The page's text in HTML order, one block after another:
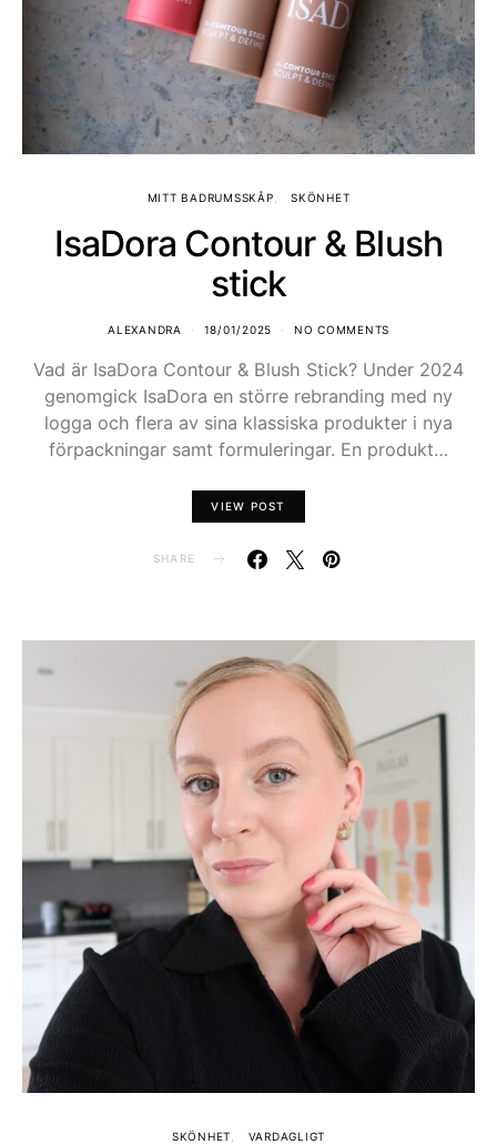
MITT BADRUMSSKÅP SKÖNHET
IsaDora Contour & Blush
stick
ALEXANDRA 18/01/2025 NO COMMENTS
Vad är IsaDora Contour & Blush Stick? Under 2024
genomgick IsaDora en större rebranding med ny
logga och flera av sina klassiska produkter i nya
förpackningar samt formuleringar. En produkt…
VIEW POST
SHARE
SKÖNHET VARDAGLIGT